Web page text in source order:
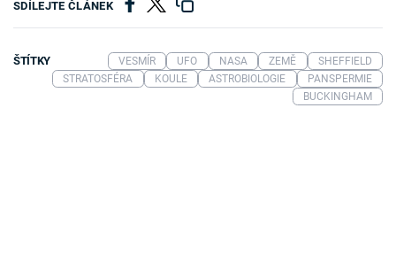
SDÍLEJTE ČLÁNEK
ŠTÍTKY VESMÍR UFO NASA ZEMĚ
SHEFFIELD
STRATOSFÉRA
KOULE ASTROBIOLOGIE
PANSPERMIE
BUCKINGHAM